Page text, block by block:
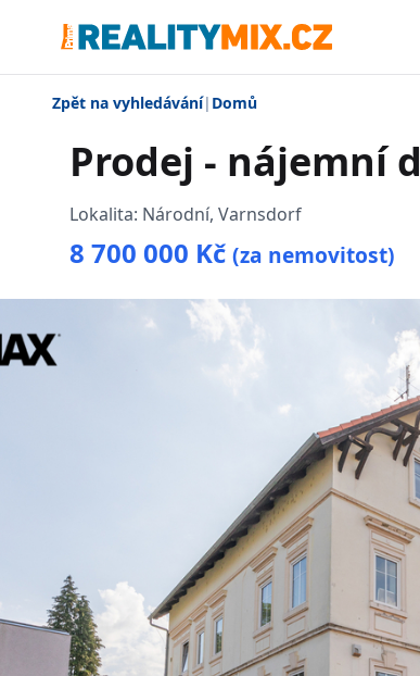
Zpět na vyhledávání| Domů
Prodej - nájemní
Lokalita: Národní, Varnsdorf
8 700 000 Kč (za nemovitost)